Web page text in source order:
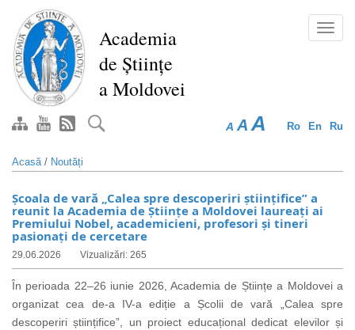
conţinutul
principal
Academia
de Științe
a Moldovei
Ro En Ru
A A A
Acasă/ Noutăți
Școala de vară „Calea spre descoperiri științifice” a
reunit la Academia de Științe a Moldovei laureați ai
Premiului Nobel, academicieni, profesori și tineri
pasionați de cercetare
29.06.2026 Vizualizări: 265
În perioada 22–26 iunie 2026, Academia de Științe a Moldovei a
organizat cea de-a IV-a ediție a Școlii de vară „Calea spre
descoperiri științifice”, un proiect educațional dedicat elevilor și